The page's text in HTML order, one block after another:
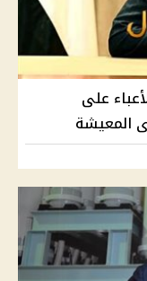
على
المعيشة